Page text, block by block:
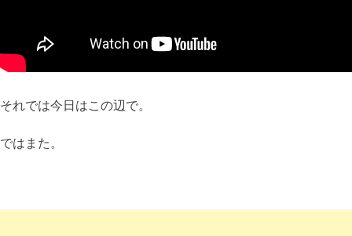
それでは今日はこの辺で。
ではまた。